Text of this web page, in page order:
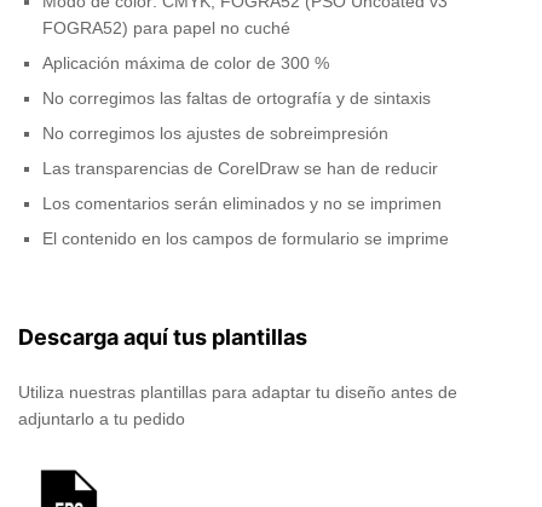
FOGRA52) para papel no cuché
Aplicación máxima de color de 300 %
No corregimos las faltas de ortografía y de sintaxis
No corregimos los ajustes de sobreimpresión
Las transparencias de CorelDraw se han de reducir
Los comentarios serán eliminados y no se imprimen
El contenido en los campos de formulario se imprime
Descarga aquí tus plantillas
Utiliza nuestras plantillas para adaptar tu diseño antes de
adjuntarlo a tu pedido